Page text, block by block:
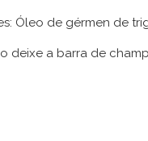
Óleo de gérmen de
deixe a barra de